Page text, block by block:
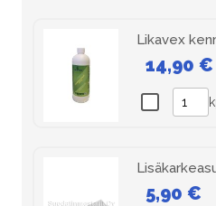
Likavex
14,90 €
5,90 €